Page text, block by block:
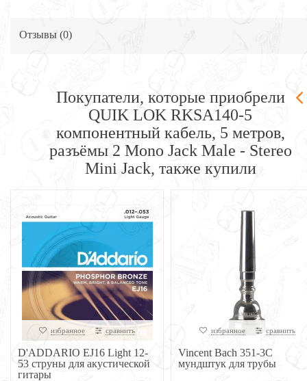
Отзывы (0)
Покупатели, которые приобрели
QUIK LOK RKSA140-5
компонентный кабель, 5 метров,
разъёмы 2 Mono Jack Male - Stereo
Mini Jack, также купили
избранное сравнить
D'ADDARIO EJ16 Light 12-
53 струны для акустической
гитары
избранное сравнить
Vincent Bach 351-3C
мундштук для трубы